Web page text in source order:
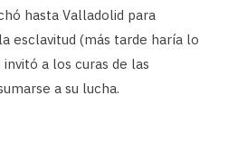
hasta Valladolid para
esclavitud (más tarde haría lo
a los curas de las
a su lucha.